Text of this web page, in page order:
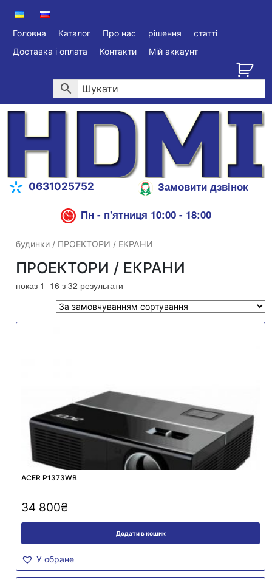
Головна Каталог Про нас рішення
статті
Доставка і оплата
Контакти Мій аккаунт
0631025752
Замовити дзвінок
Пн - п'ятниця 10:00 - 18:00
будинки / ПРОЕКТОРИ / ЕКРАНИ
ПРОЕКТОРИ / ЕКРАНИ
показ 1–16 з 32 результати
ACER P1373WB
34 800₴
Додати в кошик
У обране